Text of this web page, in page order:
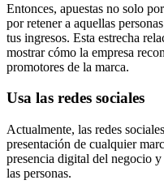
Entonces, apuestas no solo
por retener a aquellas
tus ingresos. Esta estrecha
mostrar cómo la empresa
promotores de la marca.
Usa las redes sociales
Actualmente, las redes
presentación de cualquier
presencia digital del negocio y
las personas.